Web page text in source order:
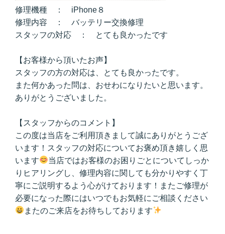
修理機種 ： iPhone８
修理内容 ： バッテリー交換修理
スタッフの対応 ： とても良かったです
【お客様から頂いたお声】
スタッフの方の対応は、とても良かったです。
また何かあった問は、おせわになりたいと思います。
ありがとうございました。
【スタッフからのコメント】
この度は当店をご利用頂きまして誠にありがとうござ
います！スタッフの対応についてお褒め頂き嬉しく思
います
当店ではお客様のお困りごとについてしっか
りヒアリングし、修理内容に関しても分かりやすく丁
寧にご説明するよう心がけております！またご修理が
必要になった際にはいつでもお気軽にご相談ください
またのご来店をお待ちしております